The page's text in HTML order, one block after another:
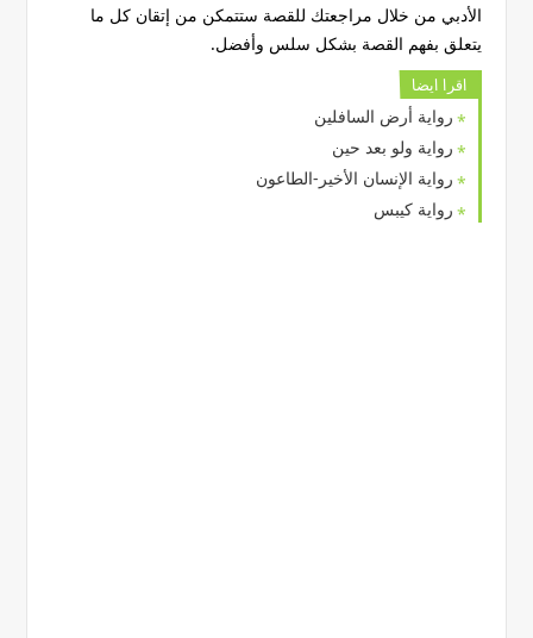
الأدبي من خلال مراجعتك للقصة ستتمكن من إتقان كل ما
يتعلق بفهم القصة بشكل سلس وأفضل.
اقرا ايضا
رواية أرض السافلين
رواية ولو بعد حين
رواية الإنسان الأخير-الطاعون
رواية كيبس